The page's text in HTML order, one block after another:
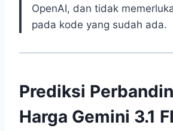
OpenAI, dan tidak
pada kode yang sudah ada.
Prediksi
Harga Gemini 3.1